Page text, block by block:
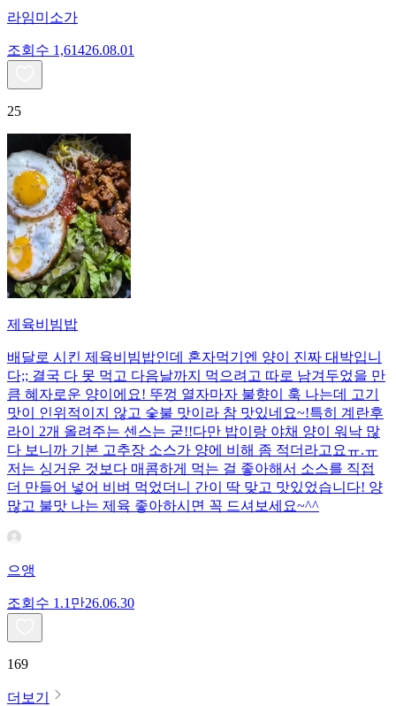
라임미소가
조회수 1,61426.08.01
25
제육비빔밥
배달로 시킨 제육비빔밥인데 혼자먹기엔 양이 진짜 대박입니
다;; 결국 다 못 먹고 다음날까지 먹으려고 따로 남겨두었을 만
큼 혜자로운 양이에요! 뚜껑 열자마자 불향이 훅 나는데 고기
맛이 인위적이지 않고 숯불 맛이라 참 맛있네요~!특히 계란후
라이 2개 올려주는 센스는 굳!! ​다만 밥이랑 야채 양이 워낙 많
다 보니까 기본 고추장 소스가 양에 비해 좀 적더라고요ㅠ.ㅠ
저는 싱거운 것보다 매콤하게 먹는 걸 좋아해서 소스를 직접
더 만들어 넣어 비벼 먹었더니 간이 딱 맞고 맛있었습니다! 양
많고 불맛 나는 제육 좋아하시면 꼭 드셔보세요~^^
으앵
조회수 1.1만26.06.30
169
더보기